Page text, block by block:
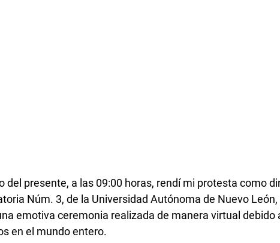
del presente, a las 09:00 horas, rendí mi protesta como
Núm. 3, de la Universidad Autónoma de Nuevo
emotiva ceremonia realizada de manera virtual debido
en el mundo entero.